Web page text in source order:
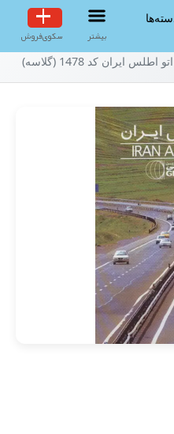
بیشتر سکوی‌فروش
اتو اطلس ایران کد 1478 (گلاسه)